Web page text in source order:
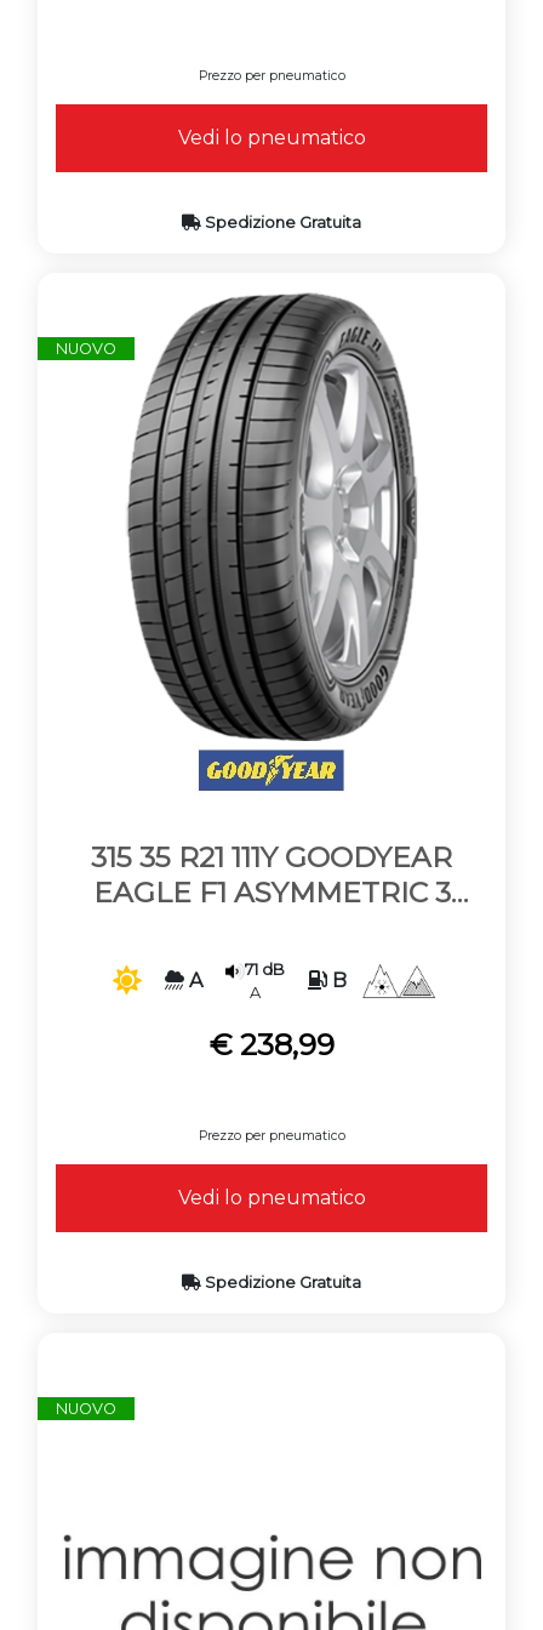
Prezzo per pneumatico
Vedi lo pneumatico
Spedizione Gratuita
NUOVO
315 35 R21 111Y GOODYEAR
EAGLE F1 ASYMMETRIC 3
A
71 dB
A
B
€ 238,99
Prezzo per pneumatico
Vedi lo pneumatico
Spedizione Gratuita
NUOVO